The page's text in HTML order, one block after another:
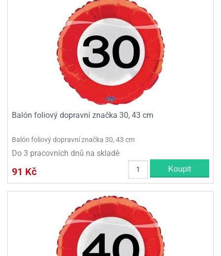
Balón foliový dopravní značka 30, 43 cm
Balón foliový dopravní značka 30, 43 cm
Do 3 pracovních dnů na skladě
91 Kč Koupit